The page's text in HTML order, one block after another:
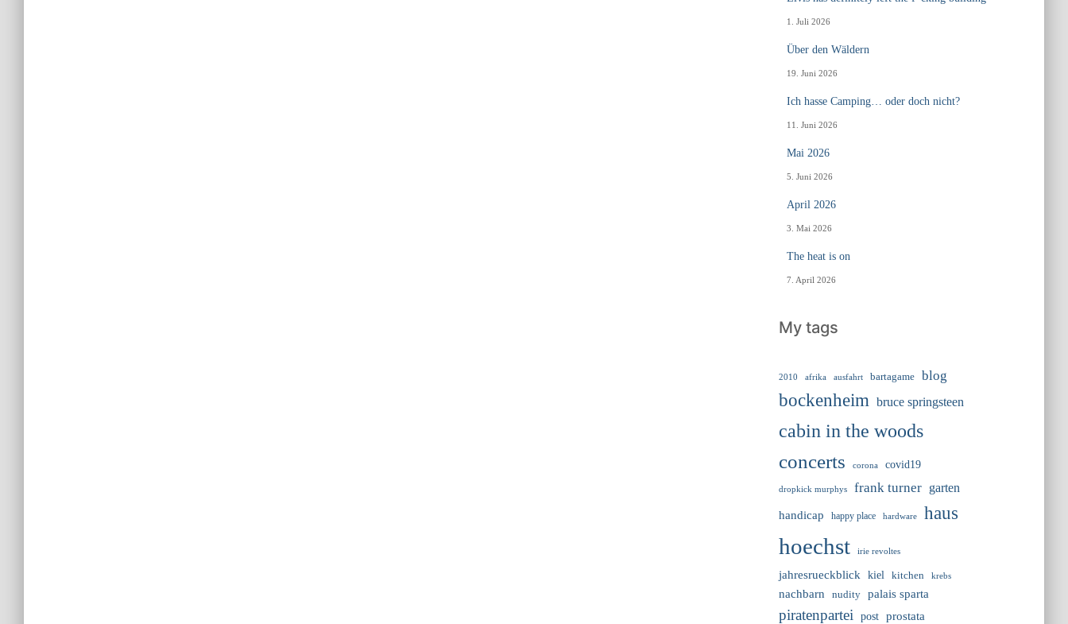
1. Juli 2026
Über den Wäldern
19. Juni 2026
Ich hasse Camping… oder doch nicht?
11. Juni 2026
Mai 2026
5. Juni 2026
April 2026
3. Mai 2026
The heat is on
7. April 2026
My tags
2010 afrika ausfahrt bartagame blog
bockenheim bruce springsteen
cabin in the woods
concerts
corona covid19
dropkick murphys frank turner
garten
handicap
happy place hardware haus
hoechst irie revoltes
jahresrueckblick kiel kitchen krebs
nachbarn nudity palais sparta
piratenpartei post
prostata